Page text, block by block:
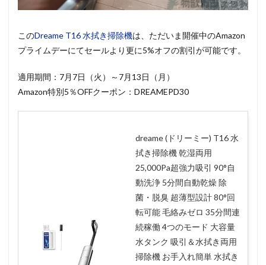
このDreame T16 水拭き掃除機は、ただいま開催中のAmazon
プライムデーにてセールより更に5%オフの割引が可能です。
適用期間：7月7日（火）～7月13日（月）
Amazon特別5％OFFクーポン：DREAMEPD30
dreame (ドリーミー) T16 水
拭き掃除機 乾湿両用
25,000Pa超強力吸引 90°自
動洗浄 5分間自動乾燥 除
菌・脱臭 超薄型設計 80°回
転可能 毛絡みゼロ 35分間連
続稼働 4つのモード 大容量
水タンク 吸引＆水拭き両用
掃除機 お手入れ簡単 水拭き